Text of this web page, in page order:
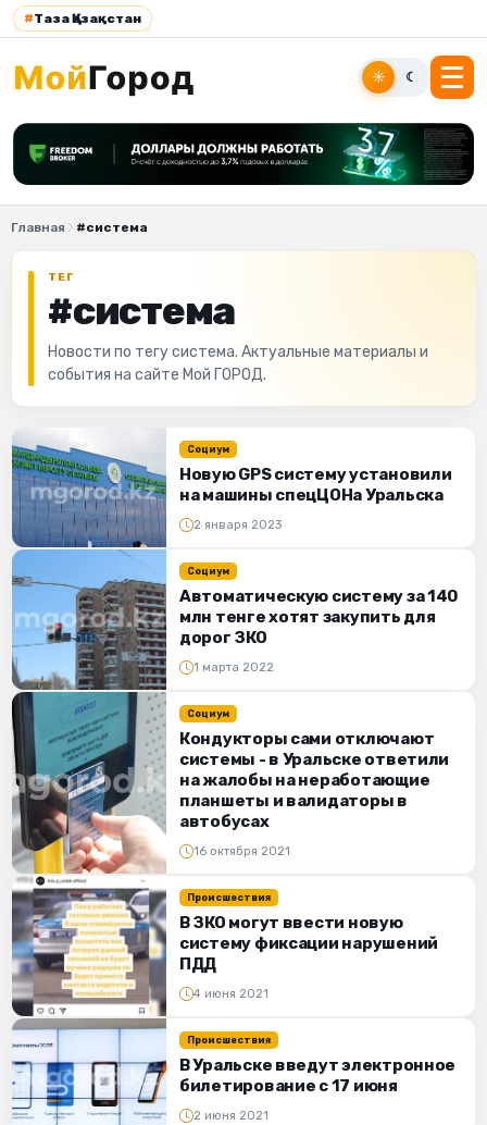
#Таза Қазақстан
☀ ☾
Главная #система
ТЕГ
#система
Новости по тегу система. Актуальные материалы и
события на сайте Мой ГОРОД.
Социум
Новую GPS систему установили
на машины спецЦОНа Уральска
2 января 2023
Социум
Автоматическую систему за 140
млн тенге хотят закупить для
дорог ЗКО
1 марта 2022
Социум
Кондукторы сами отключают
системы - в Уральске ответили
на жалобы на неработающие
планшеты и валидаторы в
автобусах
16 октября 2021
Происшествия
В ЗКО могут ввести новую
систему фиксации нарушений
ПДД
4 июня 2021
Происшествия
В Уральске введут электронное
билетирование с 17 июня
2 июня 2021